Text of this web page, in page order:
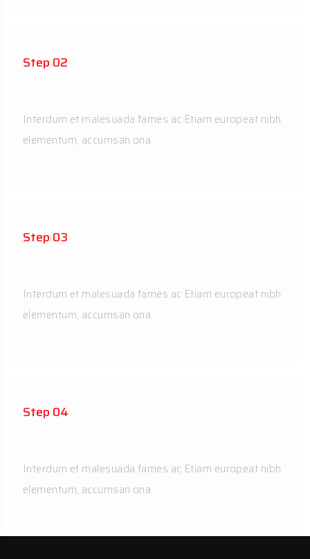
Step 02
Interdum et malesuada fames ac Etiam europeat nibh
elementum, accumsan ona.
Step 03
Interdum et malesuada fames ac Etiam europeat nibh
elementum, accumsan ona.
Step 04
Interdum et malesuada fames ac Etiam europeat nibh
elementum, accumsan ona.